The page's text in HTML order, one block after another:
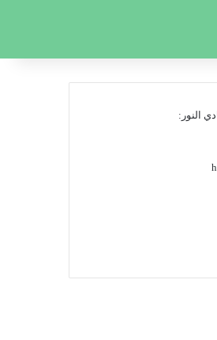
النور: